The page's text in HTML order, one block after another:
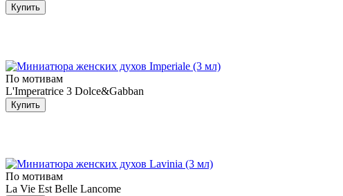
Купить
По мотивам
L'Imperatrice 3 Dolce&Gabban
Купить
По мотивам
La Vie Est Belle Lancome